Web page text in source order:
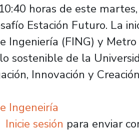
horas de este
Estación Futuro. La
Ingeniería (FING) y
sostenible de la
Innovación y
Ingeneiría
sobre Centro Cultural La
Inicie sesión para enviar